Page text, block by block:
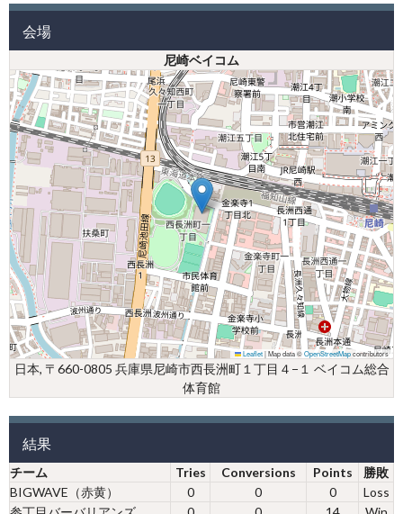
会場
尼崎ベイコム
Leaflet|Map data ©OpenStreetMapcontributors
日本, 〒660-0805 兵庫県尼崎市西長洲町１丁目４−１ ベイコム総合
体育館
結果
チーム Tries Conversions Points
勝敗
BIGWAVE（赤黄）
0 0 0
Loss